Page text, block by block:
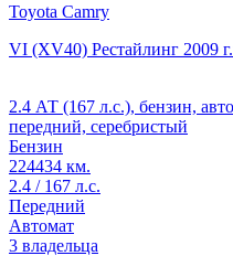
Toyota Camry
VI (XV40) Рестайлинг 2009
2.4 АТ (167 л.с.), бензин,
передний, серебристый
Бензин
224434 км.
2.4 / 167 л.с.
Передний
Автомат
3 владельца